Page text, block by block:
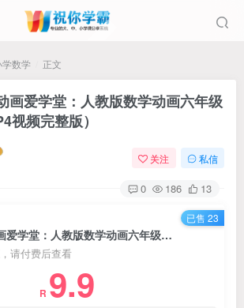
学数学 正文
画爱学堂：人教版数学动画六年级
视频完整版）
关注 私信
0 186 13
清华附小数学动画爱学堂：人教版数学动画六年级上册（42课MP4视频完整版）
请付费后查看
R 9.9
已售 23